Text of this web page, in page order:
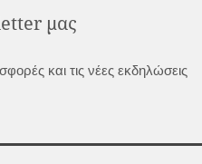
μας
και τις νέες εκδηλώσεις